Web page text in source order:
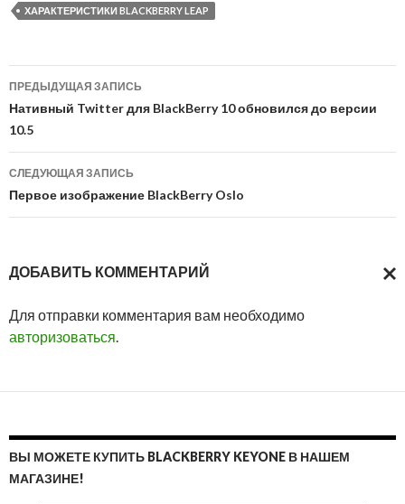
ХАРАКТЕРИСТИКИ BLACKBERRY LEAP
Навигация
по
записям
ПРЕДЫДУЩАЯ ЗАПИСЬ
Нативный Twitter для BlackBerry 10 обновился до версии
10.5
СЛЕДУЮЩАЯ ЗАПИСЬ
Первое изображение BlackBerry Oslo
ДОБАВИТЬ КОММЕНТАРИЙ
Для отправки комментария вам необходимо
авторизоваться.
ВЫ МОЖЕТЕ КУПИТЬ BLACKBERRY KEYONE В НАШЕМ
МАГАЗИНЕ!